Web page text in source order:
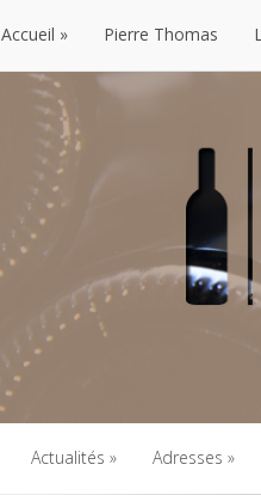
Accueil
Accueil
Pierre Thomas
Actualités Adresses